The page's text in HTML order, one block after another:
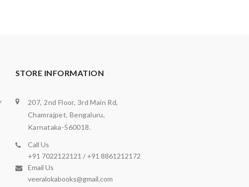
STORE INFORMATION
207, 2nd Floor, 3rd Main Rd,
Chamrajpet, Bengaluru,
Karnataka-560018.
Call Us
+91 7022122121 / +91 8861212172
Email Us
veeralokabooks@gmail.com